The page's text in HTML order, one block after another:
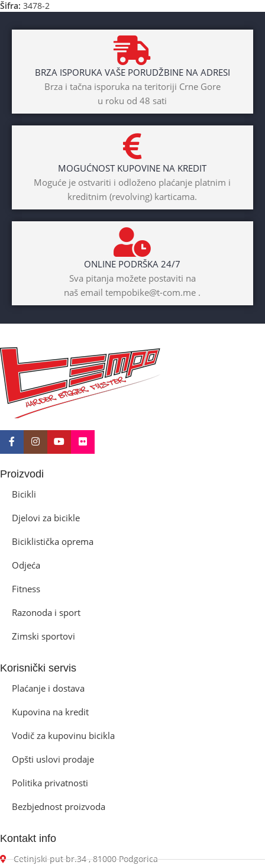
Šifra: 3478-2
BRZA ISPORUKA VAŠE PORUDŽBINE NA ADRESI
Brza i tačna isporuka na teritoriji Crne Gore
u roku od 48 sati
MOGUĆNOST KUPOVINE NA KREDIT
Moguće je ostvariti i odloženo plaćanje platnim i
kreditnim (revolving) karticama.
ONLINE PODRŠKA 24/7
Sva pitanja možete postaviti na
naš email tempobike@t-com.me .
Proizvodi
Bicikli
Djelovi za bicikle
Biciklistička oprema
Odjeća
Fitness
Razonoda i sport
Zimski sportovi
Korisnički servis
Plaćanje i dostava
Kupovina na kredit
Vodič za kupovinu bicikla
Opšti uslovi prodaje
Politika privatnosti
Bezbjednost proizvoda
Kontakt info
Cetinjski put br.34 , 81000 Podgorica